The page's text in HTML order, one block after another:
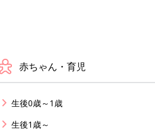
赤ちゃん・育児
生後0歳～1歳
生後1歳～